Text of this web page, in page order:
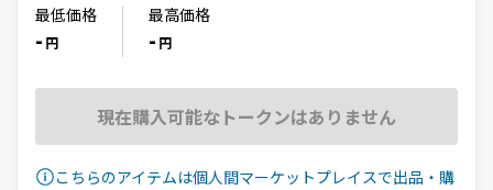
最低価格
- 円
最高価格
- 円
現在購入可能なトークンはありません
こちらのアイテムは個人間マーケットプレイスで出品・購